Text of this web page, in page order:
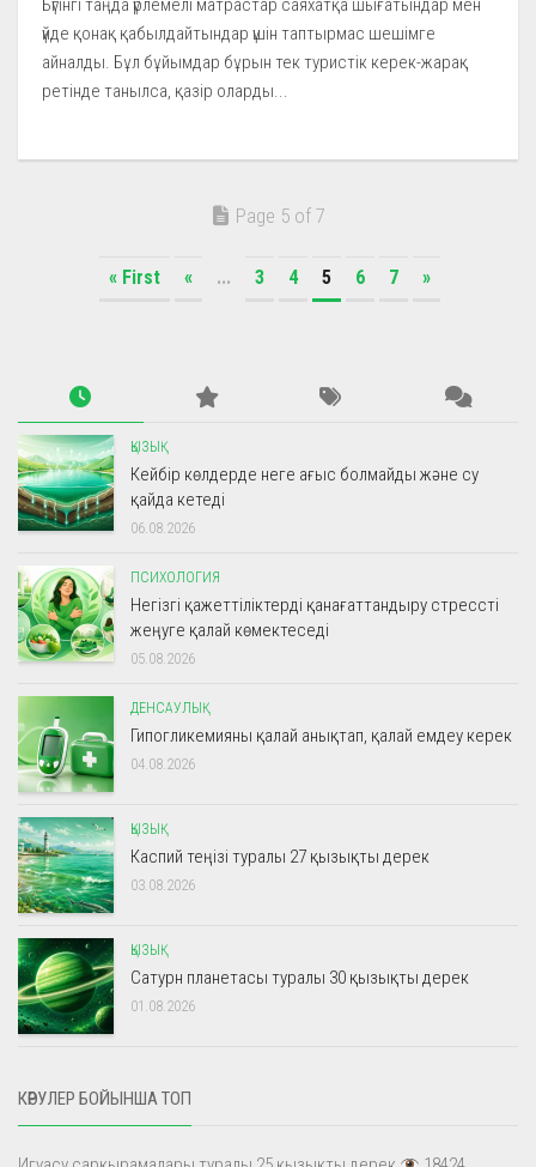
Бүгінгі таңда үрлемелі матрастар саяхатқа шығатындар мен
үйде қонақ қабылдайтындар үшін таптырмас шешімге
айналды. Бұл бұйымдар бұрын тек туристік керек-жарақ
ретінде танылса, қазір оларды...
Page 5 of 7
« First « ... 3 4 5 6 7 »
ҚЫЗЫҚ
Кейбір көлдерде неге ағыс болмайды және су
қайда кетеді
06.08.2026
ПСИХОЛОГИЯ
Негізгі қажеттіліктерді қанағаттандыру стрессті
жеңуге қалай көмектеседі
05.08.2026
ДЕНСАУЛЫҚ
Гипогликемияны қалай анықтап, қалай емдеу керек
04.08.2026
ҚЫЗЫҚ
Каспий теңізі туралы 27 қызықты дерек
03.08.2026
ҚЫЗЫҚ
Сатурн планетасы туралы 30 қызықты дерек
01.08.2026
КӨРУЛЕР БОЙЫНША ТОП